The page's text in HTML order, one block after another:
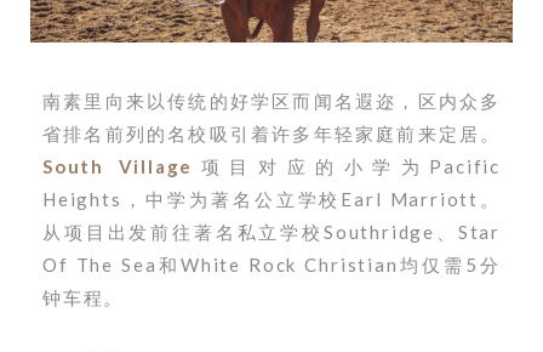
南素里向来以传统的好学区而闻名遐迩，区内众多
省排名前列的名校吸引着许多年轻家庭前来定居。
South Village 项目对应的小学为Pacific
Heights，中学为著名公立学校Earl Marriott。
从项目出发前往著名私立学校Southridge、Star
Of The Sea和White Rock Christian均仅需5分
钟车程。